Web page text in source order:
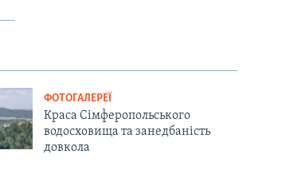
ФОТОГАЛЕРЕЇ
Краса Сімферопольського
водосховища та занедбаність
довкола